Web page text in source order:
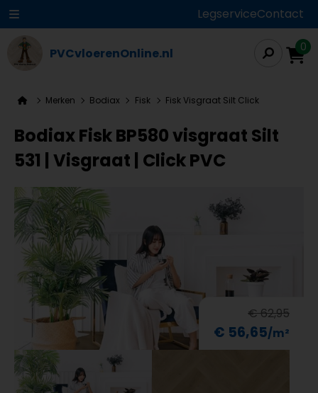
LegserviceContact
PVCvloerenOnline.nl 0
Merken Bodiax Fisk Fisk Visgraat Silt Click
Bodiax Fisk BP580 visgraat Silt
531 | Visgraat | Click PVC
€ 62,95
€ 56,65